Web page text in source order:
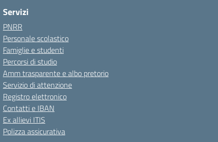
Servizi
PNRR
Personale scolastico
Famiglie e studenti
Percorsi di studio
Amm trasparente e albo pretorio
Servizio di attenzione
Registro elettronico
Contatti e IBAN
Ex allievi ITIS
Polizza assicurativa